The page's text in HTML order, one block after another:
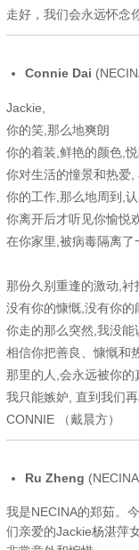
走好，我们会永远怀念
Connie Dai
Jackie,
你的笑,那么地爽朗
你的着装,鲜艳的颜色,
你对生活的憧景和热爱
你的工作,那么地周到,
你离开后才听见你愉悦
在你家里,被病毒隔离
那份久别重逢的激动,衬
没有你的慷慨,没有你
你走的那么突然,我没能
相信你把善良、慷慨和
那里的人,会永远被你
我只能嫉妒, 直到我们再
CONNIE （戴晨方）
Ru Zheng
我是NECINA的郑茹。
们亲爱的Jackie杨湛萍